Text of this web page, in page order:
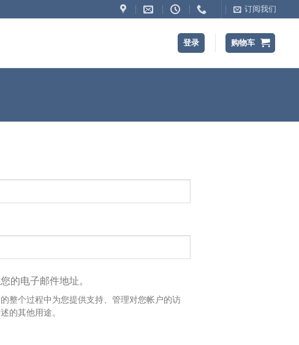
订阅我们
登录 购物车
的电子邮件地址。
整个过程中为您提供支持、管理对您帐户的访
的其他用途。